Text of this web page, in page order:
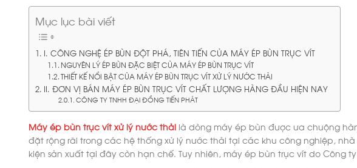
Mục lục bài viết
I. CÔNG NGHỆ ÉP BÙN ĐỘT PHÁ, TIÊN TIẾN CỦA MÁY ÉP BÙN TRỤC VÍT
NGUYÊN LÝ ÉP BÙN ĐẶC BIỆT CỦA MÁY ÉP BÙN TRỤC VÍT
THIẾT KẾ NỔI BẬT CỦA MÁY ÉP BÙN TRỤC VÍT XỬ LÝ NƯỚC THẢI
II. ĐƠN VỊ BÁN MÁY ÉP BÙN TRỤC VÍT CHẤT LƯỢNG HÀNG ĐẦU HIỆN NAY
CÔNG TY TNHH ĐẠI ĐỒNG TIẾN PHÁT
Máy ép bùn trục vít xử lý nước thải là dòng máy ép bùn được ưa chuộng
đặt rộng rãi trong các hệ thống xử lý nước thải tại các khu công nghiệp,
kiện sản xuất tại đây còn hạn chế. Tuy nhiên, máy ép bùn trục vít do Công